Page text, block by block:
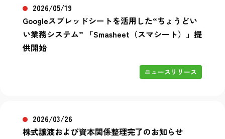
2026/05/19
Googleスプレッドシートを活用した“ちょうどい
い業務システム” 「Smasheet（スマシート）」提
供開始
ニュースリリース
2026/03/26
株式譲渡および資本関係整理完了のお知らせ